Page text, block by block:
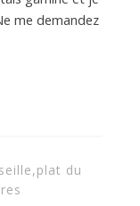
me demandez
,plat du